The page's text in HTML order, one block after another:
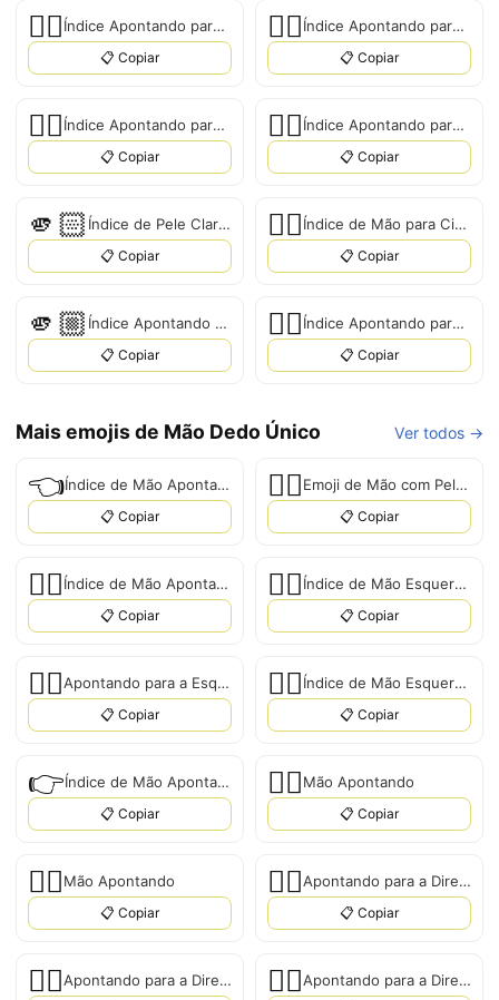
☝🏻 Índice Apontando para Cima: Pele Clara
📋 Copiar
☝🏽 Índice Apontando para Cima: Tom de Pele Médio-Escuro
📋 Copiar
☝🏼 Índice Apontando para Cima: Tom de Pele Médio-Claro
📋 Copiar
☝🏿 Índice Apontando para Cima: Tom de Pele Escuro
📋 Copiar
🫵🏻 Índice de Pele Clara Apontando para o Espectador
📋 Copiar
👆🏽 Índice de Mão para Cima: Tom de Pele Médio
📋 Copiar
🫵🏼 Índice Apontando para o Espectador: Tom de Pele Médio-Claro
📋 Copiar
☝🏾 Índice Apontando para Cima: Tom de Pele Médio-Escuro
📋 Copiar
Mais emojis de Mão Dedo Único Ver todos →
👈 Índice de Mão Apontando para a Esquerda
📋 Copiar
👈🏻 Emoji de Mão com Pele Clara Apontando para a Esquerda
📋 Copiar
👈🏼 Índice de Mão Apontando para Esquerda: Tom de Pele Médio-Claro
📋 Copiar
👈🏽 Índice de Mão Esquerda Apontando: Tom de Pele Médio
📋 Copiar
👈🏾 Apontando para a Esquerda: Tom de Pele Médio-Escuro
📋 Copiar
👈🏿 Índice de Mão Esquerda Apontando: Tom de Pele Escuro
📋 Copiar
👉 Índice de Mão Apontando para a Direita
📋 Copiar
👉🏻Mão Apontando
📋 Copiar
👉🏼Mão Apontando
📋 Copiar
👉🏽 Apontando para a Direita: Tom de Pele Médio
📋 Copiar
👉🏾 Apontando para a Direita: Tom de Pele Médio-Escuro 👉🏿 Apontando para a Direita: Tom de Pele Escuro